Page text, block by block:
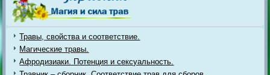
Травы, свойства и соответствие.
Магические травы.
Афродизиаки. Потенция и сексуальность.